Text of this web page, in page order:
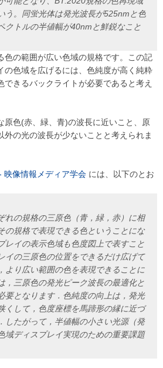
う。同蛍光体は発光波長が525nmと色
クトルの半値幅が40nmと鮮鋭なこと
色の範囲が広い色域の規格です。この記
の色域を広げるには、色純度が高く純粋
できるバックライトが必要であると考え
原色(赤、緑、青)の波長に近いこと、原
外の光の波長が少ないことと考えられま
映像情報メディア学会 には、以下のとお
れの規格の三原色（青，緑，赤）に相
の規格で表現できる色ということにな
レイの表示色域も色度図上で表すこと
イの三原色の位置をできるだけ広げて
より広い範囲の色を表現できることに
，三原色の発光ピーク波長の最適化と
要となります．色純度の向上は，発光
くして，色度座標を馬蹄形の縁に近づ
したがって，半値幅の小さい光源（発
域ディスプレイ実現のための重要課題